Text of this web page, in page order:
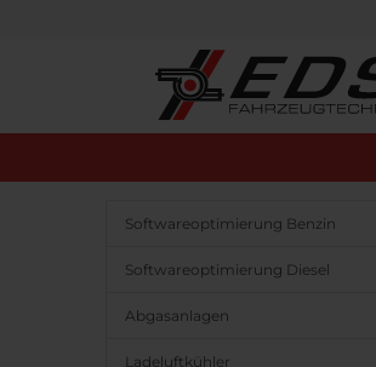
Softwareoptimierung Benzin
Softwareoptimierung Diesel
Abgasanlagen
Ladeluftkühler